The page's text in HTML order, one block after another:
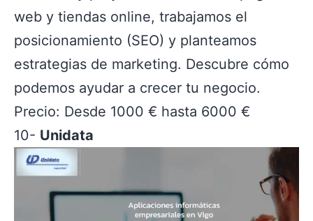
web y tiendas online, trabajamos el
posicionamiento (SEO) y planteamos
estrategias de marketing. Descubre cómo
podemos ayudar a crecer tu negocio.
Precio: Desde 1000 € hasta 6000 €
10- Unidata